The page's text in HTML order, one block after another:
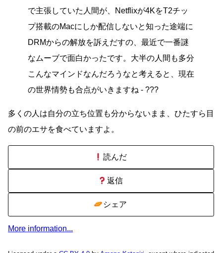
で主張していた人間が、Netflixが4KをT2チッ
プ搭載のMacにしか配信しないと知った途端に
DRMからの解放を訴えだすの、最近で一番謎
なムーブで面白かったです。大半の人間も多分
こんなマインドなんだろうなと考えると、現在
の世界情勢も合点がいきますね - ???
多くの人は自分の立ち位置も分からないまま、ひたすら目
の前のエサを食べていますよ。
読んだ
返信
シェア
More information...